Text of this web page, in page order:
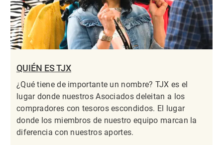
QUIÉN ES TJX
¿Qué tiene de importante un nombre? TJX es el
lugar donde nuestros Asociados deleitan a los
compradores con tesoros escondidos. El lugar
donde los miembros de nuestro equipo marcan la
diferencia con nuestros aportes.